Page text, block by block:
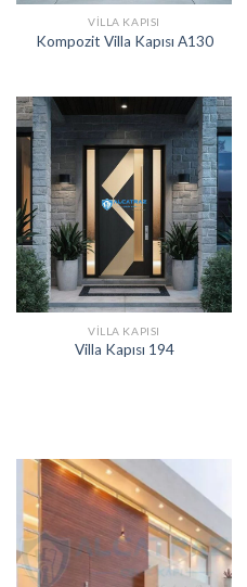
VILLA KAPISI
Kompozit Villa Kapısı A130
VILLA KAPISI
Villa Kapısı 194